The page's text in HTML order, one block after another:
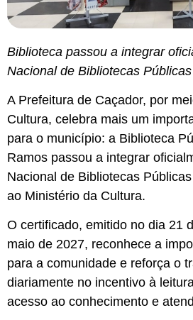
Biblioteca passou a integrar
Nacional de Bibliotecas
A Prefeitura de Caçador, por
Cultura, celebra mais um
para o município: a Biblioteca
Ramos passou a integrar
Nacional de Bibliotecas
ao Ministério da Cultura.
O certificado, emitido no dia 21
maio de 2027, reconhece a
para a comunidade e reforça o
diariamente no incentivo à
acesso ao conhecimento e